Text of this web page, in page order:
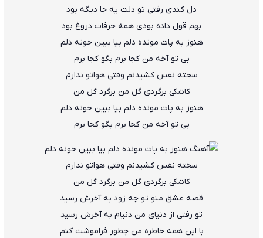
دل کندی رفتی تو دلت یه جا دیگه بود
بهم قول داده بودی همه حرفات دروغ بود
هنوز به پات مونده دلم بیا ببین خونه دلم
بی تو آخه من کجا برم بگو کجا برم
سخته نفس کشیدنم وقتی هواتو ندارم
کاشکی برگردی گل من برگرد گل من
هنوز به پات مونده دلم بیا ببین خونه دلم
بی تو آخه من کجا برم بگو کجا برم
سخته نفس کشیدنم وقتی هواتو ندارم
کاشکی برگردی گل من برگرد گل من
قصه عشق منو تو چه زود به آخرش رسید
تو رفتی از دنیای من دنیام به آخرش رسید
با این همه خاطره من چطور فراموشت کنم